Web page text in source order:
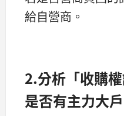
給自營商。
2.分析「收購
是否有主力大